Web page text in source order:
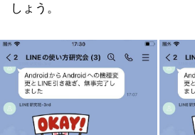
しょう。